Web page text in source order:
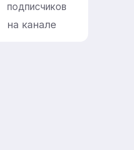
подписчиков
на канале